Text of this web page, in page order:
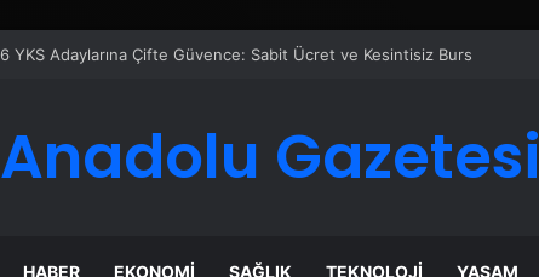
YKS Adaylarına Çifte Güvence: Sabit Ücret ve Kesintisiz Burs
Anadolu Gazetesi
HABER EKONOMI SAĞLIK TEKNOLOJI YAŞAM